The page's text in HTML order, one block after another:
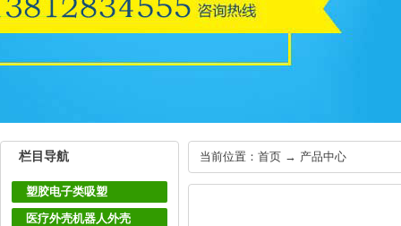
栏目导航
塑胶电子类吸塑
医疗外壳机器人外壳
当前位置：首页 → 产品中心